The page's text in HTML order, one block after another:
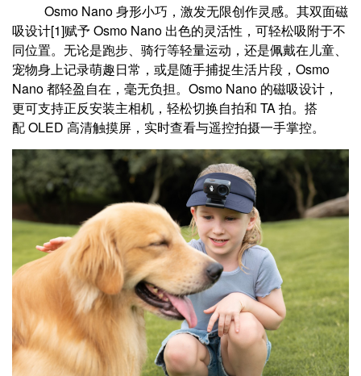
Osmo Nano身形小巧，激发无限创作灵感。其双面磁
吸设计[1]赋予Osmo Nano 出色的灵活性，可轻松吸附于不
同位置。无论是跑步、骑行等轻量运动，还是佩戴在儿童、
宠物身上记录萌趣日常，或是随手捕捉生活片段， Osmo
Nano都轻盈自在，毫无负担。 Osmo Nano 的磁吸设计，
更可支持正反安装主相机，轻松切换自拍和 TA 拍。搭
配OLED 高清触摸屏，实时查看与遥控拍摄一手掌控。